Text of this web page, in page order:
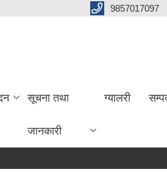
9857017097
सूचना तथा
जानकारी
ग्यालरी